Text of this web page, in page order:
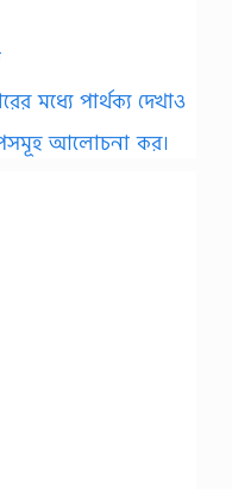
মধ্যে পার্থক্য দেখাও
আলোচনা কর।